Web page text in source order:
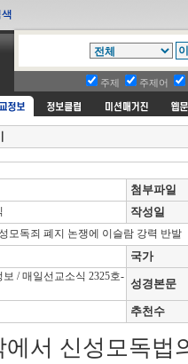
주제 주제어
첨부파일
작성일
모독죄 폐지 논쟁에 이슬람 강력 반발
국가
/ 매일선교소식 2325호-
성경본문
추천수
서 신성모독법